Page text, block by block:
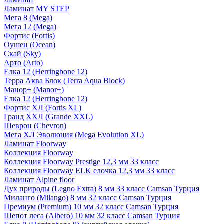
Ламинат MY STEP
Мега 8 (Mega)
Мега 12 (Mega)
Фортис (Fortis)
Оушен (Ocean)
Скай (Sky)
Арто (Arto)
Елка 12 (Herringbone 12)
Терра Аква Блок (Terra Aqua Block)
Манор+ (Manor+)
Елка 12 (Herringbone 12)
Фортис ХЛ (Fortis XL)
Гранд ХХЛ (Grande XXL)
Шеврон (Chevron)
Мега ХЛ Эволюция (Mega Evolution XL)
Ламинат Floorway
Коллекция Floorway
Коллекция Floorway Prestige 12,3 мм 33 класс
Коллекция Floorway ELK елочка 12,3 мм 33 класс
Ламинат Alpine floor
Дух природы (Legno Extra) 8 мм 33 класс Camsan Турция
Миланго (Milango) 8 мм 32 класс Camsan Турция
Премиум (Premium) 10 мм 32 класс Camsan Турция
Шепот леса (Albero) 10 мм 32 класс Camsan Турция